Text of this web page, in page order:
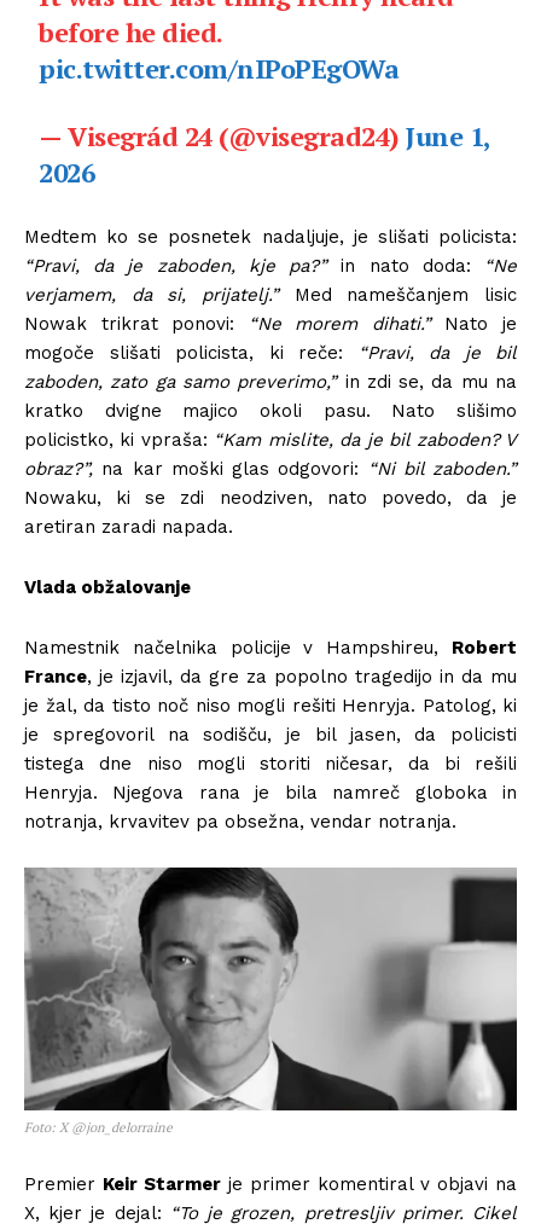
before he died.
pic.twitter.com/nIPoPEgOWa
— Visegrád 24 (@visegrad24)June 1,
2026
Medtem ko se posnetek nadaljuje, je slišati policista:
“Pravi, da je zaboden, kje pa?”in nato doda: “Ne
verjamem, da si, prijatelj.”Med nameščanjem lisic
Nowak trikrat ponovi:
“Ne morem dihati.”Nato je
mogoče slišati policista, ki reče:
“Pravi, da je bil
zaboden, zato ga samo preverimo,”in zdi se, da mu na
kratko dvigne majico okoli pasu. Nato slišimo
policistko, ki vpraša: “Kam mislite, da je bil zaboden? V
obraz?”, na kar moški glas odgovori:
“Ni bil zaboden.”
Nowaku, ki se zdi neodziven, nato povedo, da je
aretiran zaradi napada.
Vlada obžalovanje
Namestnik načelnika policije v Hampshireu, Robert
France, je izjavil, da gre za popolno tragedijo in da mu
je žal, da tisto noč niso mogli rešiti Henryja. Patolog, ki
je spregovoril na sodišču, je bil jasen, da policisti
tistega dne niso mogli storiti ničesar, da bi rešili
Henryja. Njegova rana je bila namreč globoka in
notranja, krvavitev pa obsežna, vendar notranja.
Foto: X @jon_delorraine
Premier Keir Starmer je primer komentiral v objavi na
X, kjer je dejal: “To je grozen, pretresljiv primer. Cikel